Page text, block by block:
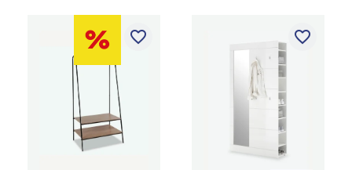
favorite_border favorite_border